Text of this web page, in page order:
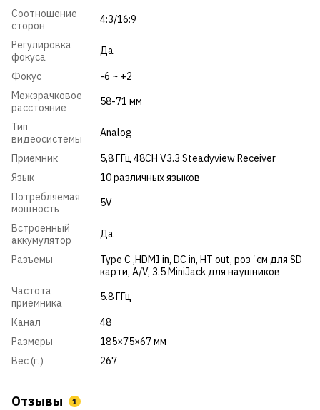
Соотношение
сторон
4:3/16:9
Регулировка
фокуса
Да
Фокус
-6 ~ +2
Межзрачковое
расстояние
58-71 мм
Тип
видеосистемы
Analog
Приемник
5,8 ГГц 48CH V3.3 Steadyview Receiver
Язык
10 различных языков
Потребляемая
мощность
5V
Встроенный
аккумулятор
Да
Разъемы
Type C ,HDMI in, DC in, HT out, розʼєм для SD
карти, A/V, 3.5 MiniJack для наушников
Частота
приемника
5.8 ГГц
Канал
48
Размеры
185×75×67 мм
Вес (г.)
267
Отзывы 1